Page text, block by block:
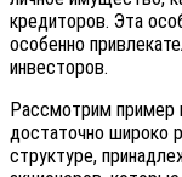
кредиторов. Эта
особенно
инвесторов.
Рассмотрим пример
достаточно широко
структуре,